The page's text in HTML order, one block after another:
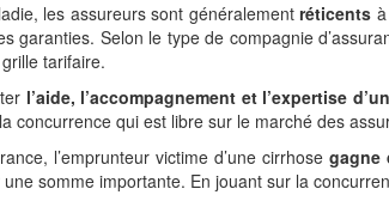
les assureurs sont généralementréticents
garanties. Selon le type de compagnie
tarifaire.
l’aide, l’accompagnement et l’expertise
la concurrence qui est libre sur le marché des
l’emprunteur victime d’une cirrhose gagne
somme importante. En jouant sur la